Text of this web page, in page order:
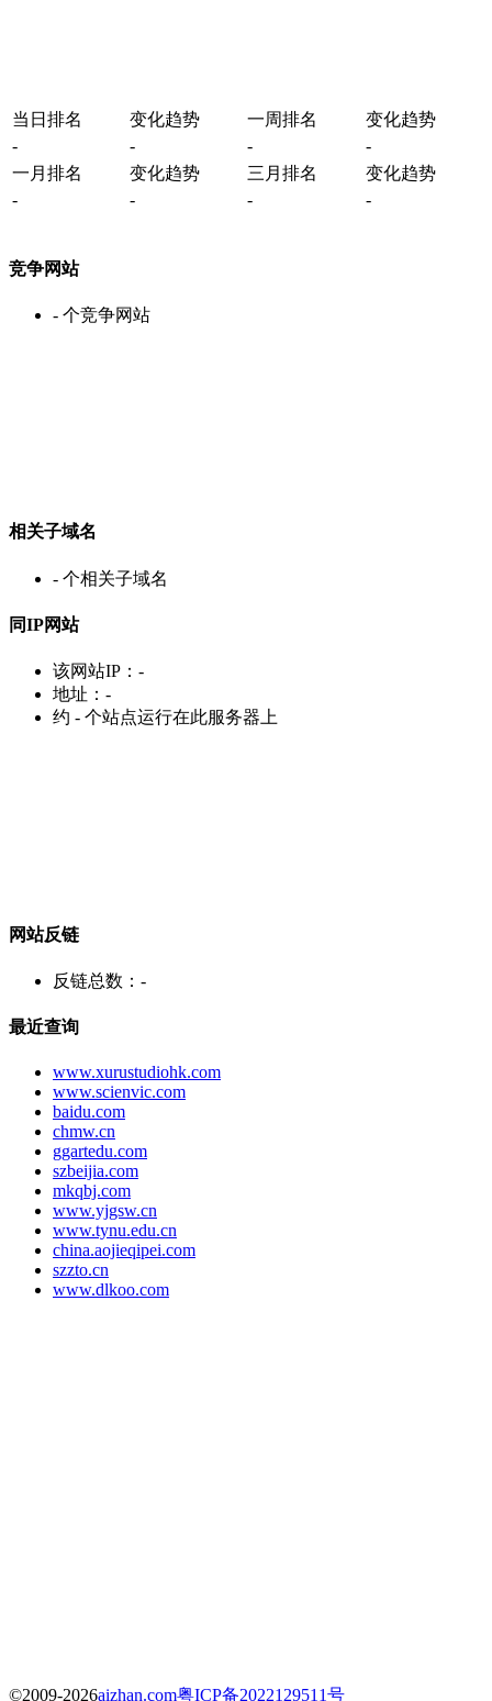
当日排名 变化趋势 一周排名
变化趋势
-
- -
-
一月排名
变化趋势 三月排名
变化趋势
-
- - -
竞争网站
- 个竞争网站
相关子域名
- 个相关子域名
同IP网站
该网站IP： -
地址： -
约 - 个站点运行在此服务器上
网站反链
反链总数： -
最近查询
www.xurustudiohk.com
www.scienvic.com
baidu.com
chmw.cn
ggartedu.com
szbeijia.com
mkqbj.com
www.yjgsw.cn
www.tynu.edu.cn
china.aojieqipei.com
szzto.cn
www.dlkoo.com
©2009-2026aizhan.com粤ICP备2022129511号